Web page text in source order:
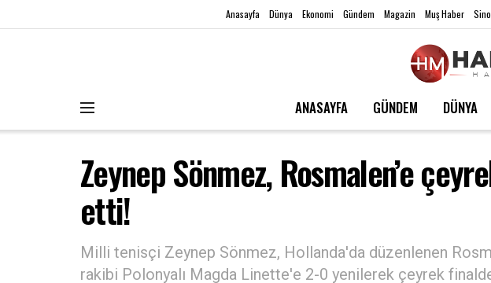
Anasayfa Dünya Ekonomi Gündem Magazin Muş Haber
ANASAYFA GÜNDEM DÜNYA
Zeynep Sönmez, Rosmalen’e
etti!
Milli tenisçi Zeynep Sönmez, Hollanda'da düzenlenen
rakibi Polonyalı Magda Linette'e 2-0 yenilerek çeyrek